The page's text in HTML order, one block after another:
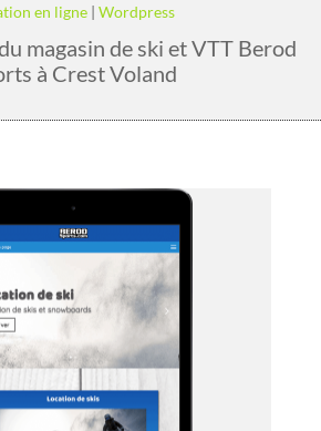
en ligne | Wordpress
magasin de ski et VTT Berod
à Crest Voland